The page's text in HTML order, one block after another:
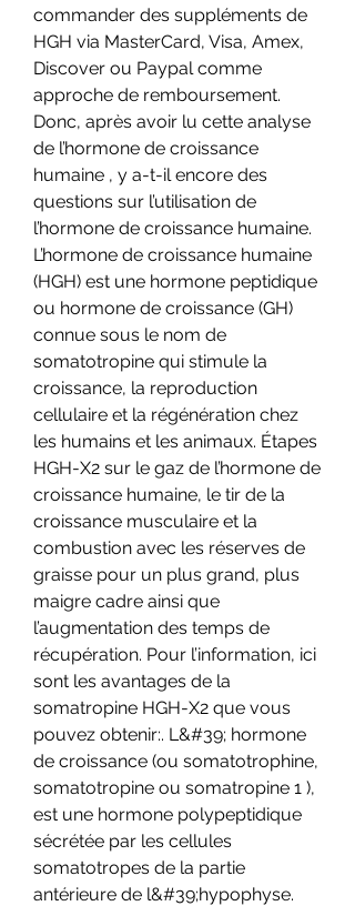
commander des suppléments de
HGH via MasterCard, Visa, Amex,
Discover ou Paypal comme
approche de remboursement.
Donc, après avoir lu cette analyse
de l’hormone de croissance
humaine , y a-t-il encore des
questions sur l’utilisation de
l’hormone de croissance humaine.
L’hormone de croissance humaine
(HGH) est une hormone peptidique
ou hormone de croissance (GH)
connue sous le nom de
somatotropine qui stimule la
croissance, la reproduction
cellulaire et la régénération chez
les humains et les animaux. Étapes
HGH-X2 sur le gaz de l’hormone de
croissance humaine, le tir de la
croissance musculaire et la
combustion avec les réserves de
graisse pour un plus grand, plus
maigre cadre ainsi que
l’augmentation des temps de
récupération. Pour l’information, ici
sont les avantages de la
somatropine HGH-X2 que vous
pouvez obtenir:. L&#39; hormone
de croissance (ou somatotrophine,
somatotropine ou somatropine 1 ),
est une hormone polypeptidique
sécrétée par les cellules
somatotropes de la partie
antérieure de l&#39;hypophyse.